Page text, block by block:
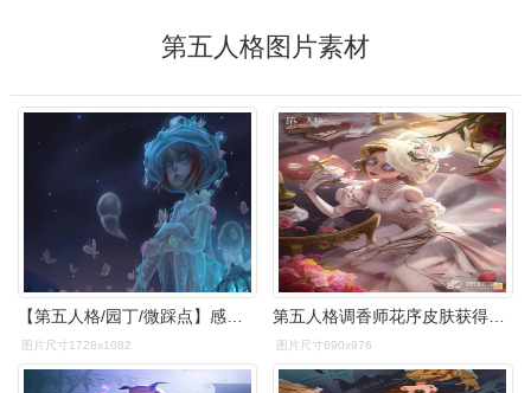
第五人格图片素材
图片尺寸1728x1082 图片尺寸690x976